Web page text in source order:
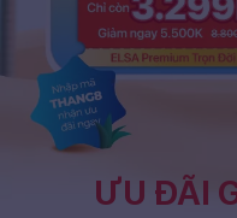
ƯU ĐÃI